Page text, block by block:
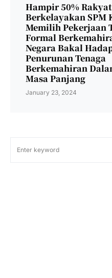
Hampir 50%
Berkelayakan SPM
Memilih Pekerjaan
Formal
Negara Bakal
Penurunan Tenaga
Berkemahiran
Masa Panjang
January 23, 2024